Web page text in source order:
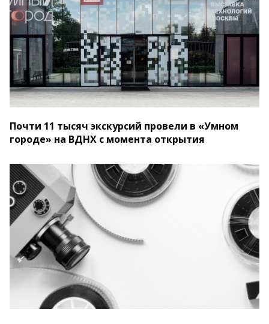
Почти 11 тысяч экскурсий провели в «Умном
городе» на ВДНХ с момента открытия